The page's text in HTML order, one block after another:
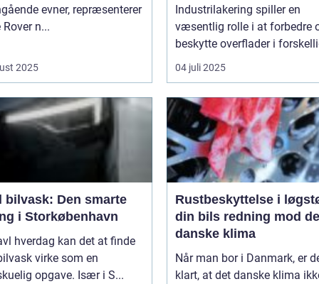
evner, repræsenterer
Rover n...
2025
Industrilakering spiller en
væsentlig rolle i at forbedre
beskytte overflader i
04 juli 2025
bilvask: Den smarte
i Storkøbenhavn
hverdag kan det at finde
virke som en
opgave. Især i S...
Rustbeskyttelse i
din bils redning mod
danske klima
Når man bor i Danmark, er
klart, at det danske klima